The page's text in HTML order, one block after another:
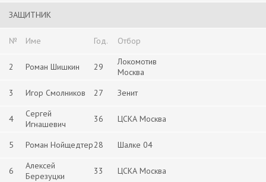
ЗАЩИТНИК
№ Име Год. Отбор
2 Роман Шишкин 29
Локомотив
Москва
3
Игор Смолников 27 Зенит
4
Сергей
Игнашевич
36 ЦСКА Москва
5 Роман Нойщедтер28 Шалке 04
6
Алексей
Березуцки
33 ЦСКА Москва